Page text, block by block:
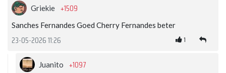
Griekie +1509
Sanches Fernandes Goed Cherry Fernandes beter
23-05-2026 11:26 1
Juanito +1097